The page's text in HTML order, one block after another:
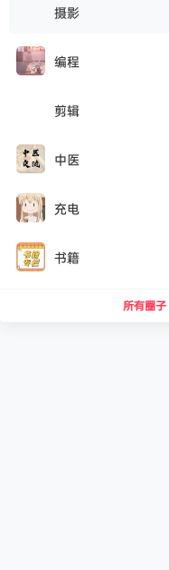
摄影
编程
剪辑
中医
充电
书籍
所有圈子